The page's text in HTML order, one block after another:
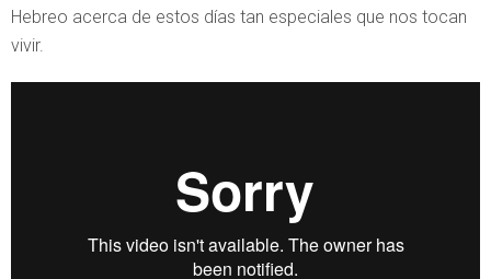
Hebreo acerca de estos días tan especiales que nos tocan
vivir.